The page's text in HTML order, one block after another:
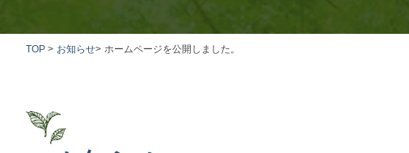
TOP > お知らせ> ホームページを公開しました。